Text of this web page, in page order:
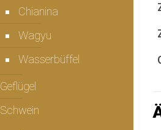
Chianina
Wagyu
Wasserbüffel
Geflügel
Schwein